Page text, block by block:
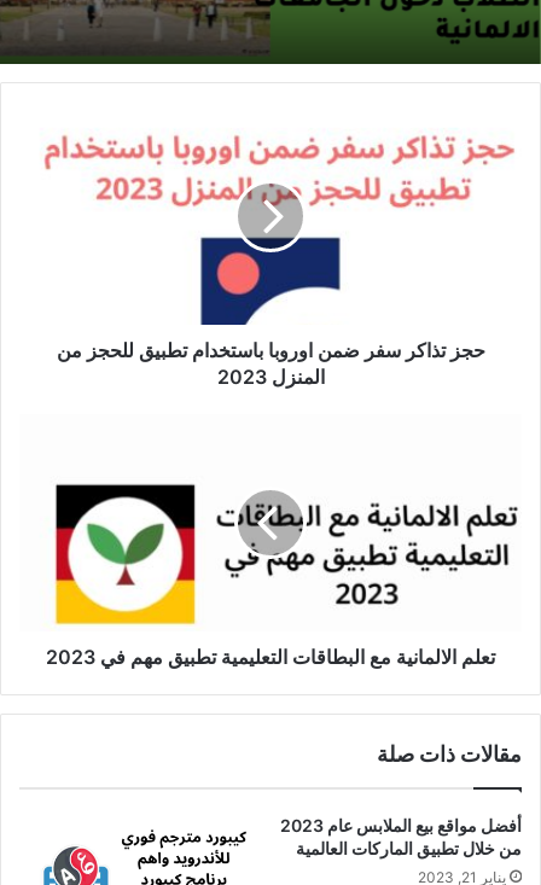
سفر
حجز تذاكر سفر ضمن اوروبا باستخدام تطبيق للحجز من
المنزل 2023
التعليمية
تطبيق
مهم
تعلم الالمانية مع البطاقات التعليمية تطبيق مهم في 2023
مقالات ذات صلة
أفضل مواقع بيع الملابس عام 2023
من خلال تطبيق الماركات العالمية
يناير 21, 2023